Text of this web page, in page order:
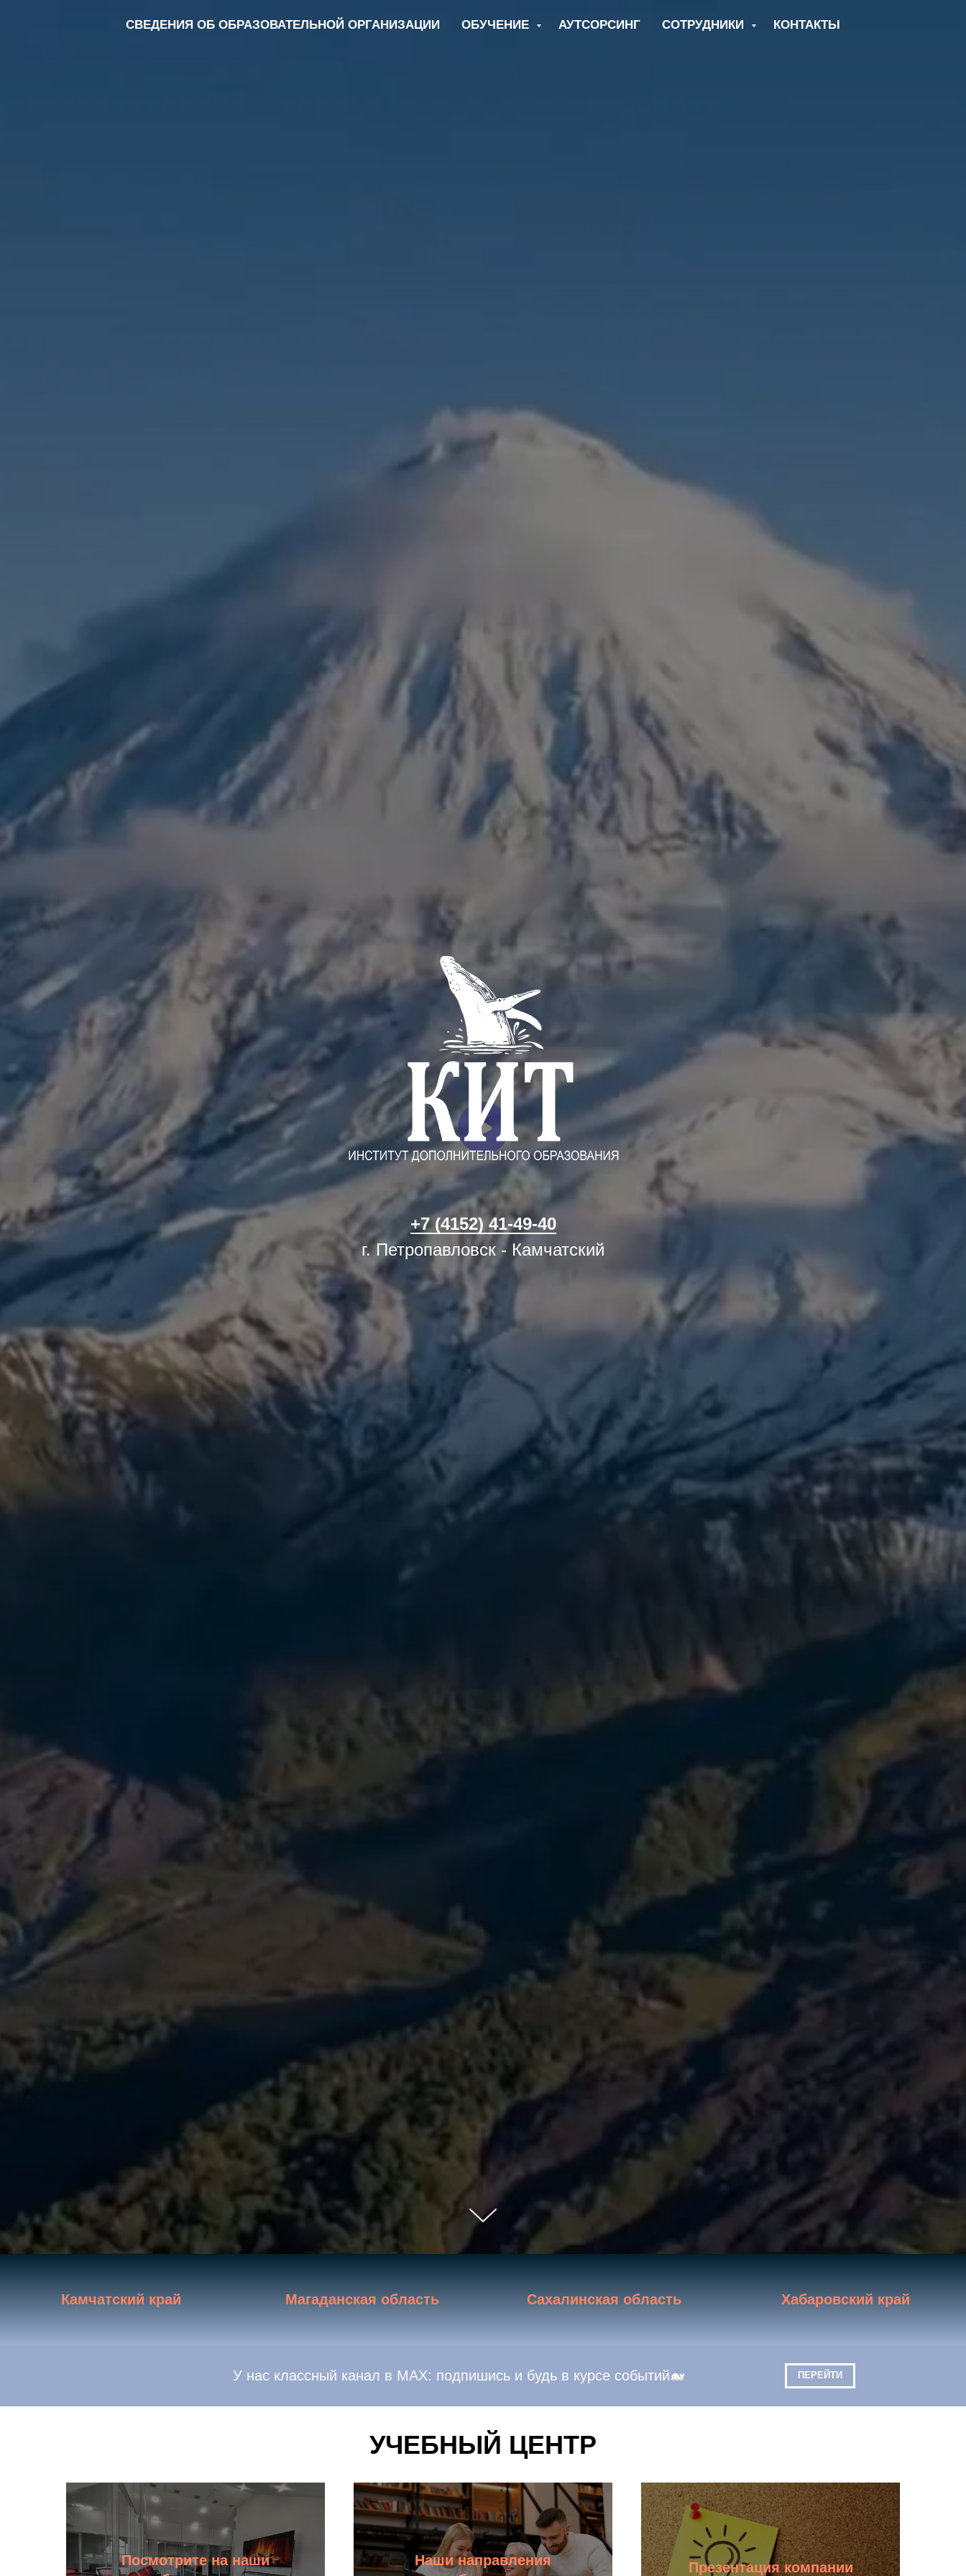
СВЕДЕНИЯ ОБ ОБРАЗОВАТЕЛЬНОЙ ОРГАНИЗАЦИИ ОБУЧЕНИЕ АУТСОРСИНГ СОТРУДНИКИ КОНТАКТЫ
+7 (4152) 41-49-40
г. Петропавловск - Камчатский
Камчатский край Магаданская область Сахалинская область Хабаровский край
У нас классный канал в MAX: подпишись и будь в курсе событий🐋 ПЕРЕЙТИ
УЧЕБНЫЙ ЦЕНТР
Посмотрите на наши
Узнать больше
Наши направления
Узнать больше Презентация компании